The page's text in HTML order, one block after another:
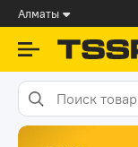
Алматы